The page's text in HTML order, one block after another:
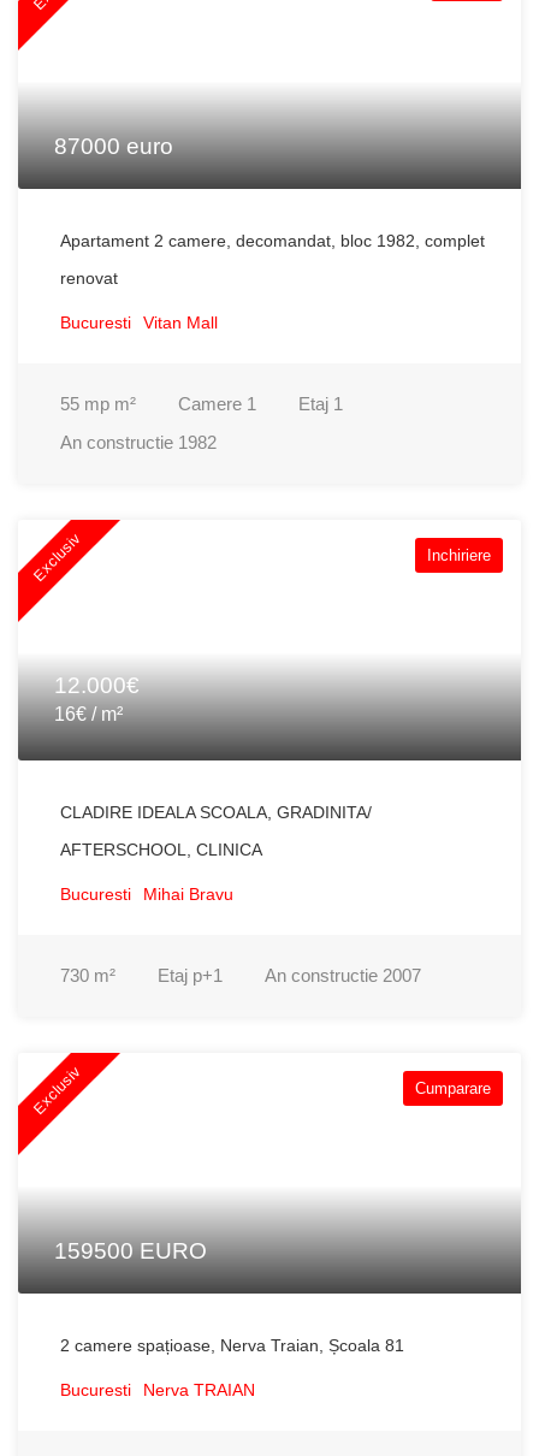
87000 euro
Apartament 2 camere, decomandat, bloc 1982, complet
renovat
Bucuresti Vitan Mall
55 mp m² Camere 1 Etaj 1
An constructie 1982
Exclusiv Inchiriere
12.000€
16€ / m²
CLADIRE IDEALA SCOALA, GRADINITA/
AFTERSCHOOL, CLINICA
Bucuresti Mihai Bravu
730 m² Etaj p+1 An constructie 2007
Exclusiv Cumparare
159500 EURO
2 camere spațioase, Nerva Traian, Școala 81
Bucuresti Nerva TRAIAN